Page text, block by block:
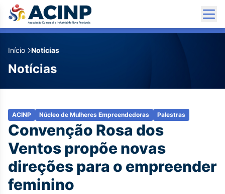
Início Notícias
Notícias
ACINP Núcleo de Mulheres Empreendedoras Palestras
Convenção Rosa dos
Ventos propõe novas
direções para o empreender
feminino